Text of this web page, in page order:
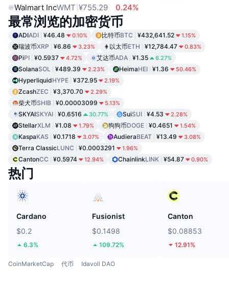
Walmart IncWMT ¥755.29 0.24%
最常浏览的加密货币
ADIADI ¥46.48 0.10% 比特币BTC ¥432,641.52 1.15%
瑞波币XRP ¥6.86 3.23% 以太币ETH ¥12,784.47 0.83%
PiPI ¥0.5937 4.72% 艾达币ADA ¥1.35 6.27%
SolanaSOL ¥489.39 2.23% HeimaHEI ¥1.36 50.46%
HyperliquidHYPE ¥372.95 2.19%
ZcashZEC ¥3,370.70 2.29%
柴犬币SHIB ¥0.00003099 5.13%
SKYAISKYAI ¥0.6516 30.77% SuiSUI ¥4.53 2.28%
StellarXLM ¥1.08 1.79% 狗狗币DOGE ¥0.4651 1.54%
KaspaKAS ¥0.1718 3.07% AudieraBEAT ¥13.49 3.08%
Terra ClassicLUNC ¥0.0003291 1.96%
CantonCC ¥0.5974 12.94% ChainlinkLINK ¥54.87 0.90%
热门
Cardano
$0.2
6.3%
Fusionist
$0.1498
109.72%
Canton
$0.08853
12.91%
CoinMarketCap 代币 Idavoll DAO